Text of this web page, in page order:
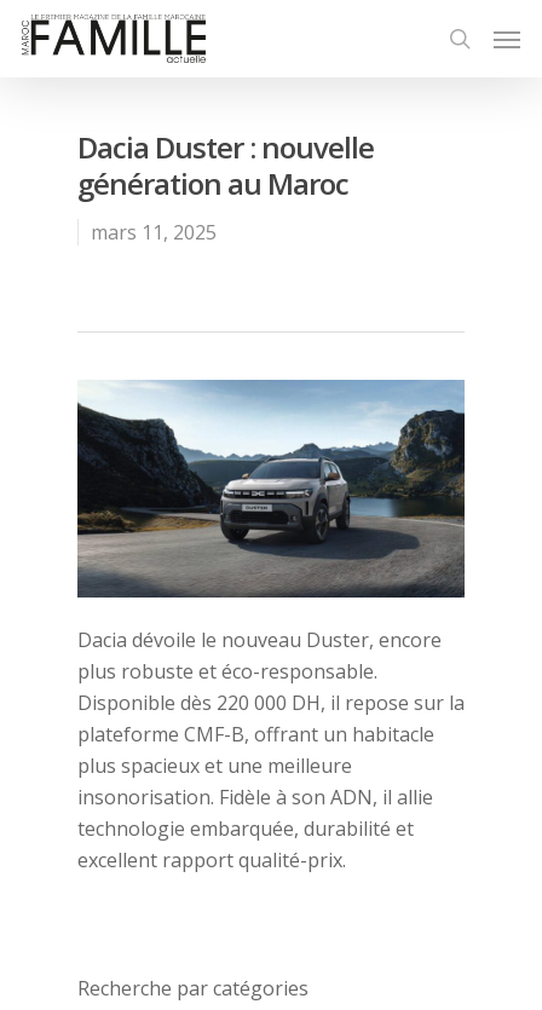
Dacia Duster : nouvelle
génération au Maroc
mars 11, 2025
Dacia dévoile le nouveau Duster, encore
plus robuste et éco-responsable.
Disponible dès 220 000 DH, il repose sur la
plateforme CMF-B, offrant un habitacle
plus spacieux et une meilleure
insonorisation. Fidèle à son ADN, il allie
technologie embarquée, durabilité et
excellent rapport qualité-prix.
Recherche par catégories